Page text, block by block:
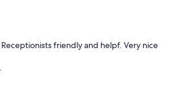
friendly and helpf. Very nice